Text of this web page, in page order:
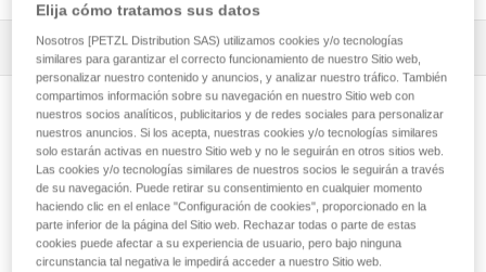
Todos los contenidos técnicos 1 Filtrar
Cómo asegurarse de un correcto apretado
de los tornillos
Elija cómo tratamos sus datos
Nosotros [PETZL Distribution SAS) utilizamos cookies y/o tecnologías
similares para garantizar el correcto funcionamiento de nuestro Sitio web,
personalizar nuestro contenido y anuncios, y analizar nuestro tráfico. También
compartimos información sobre su navegación en nuestro Sitio web con
nuestros socios analíticos, publicitarios y de redes sociales para personalizar
nuestros anuncios. Si los acepta, nuestras cookies y/o tecnologías similares
solo estarán activas en nuestro Sitio web y no le seguirán en otros sitios web.
Las cookies y/o tecnologías similares de nuestros socios le seguirán a través
de su navegación. Puede retirar su consentimiento en cualquier momento
haciendo clic en el enlace "Configuración de cookies", proporcionado en la
parte inferior de la página del Sitio web. Rechazar todas o parte de estas
cookies puede afectar a su experiencia de usuario, pero bajo ninguna
circunstancia tal negativa le impedirá acceder a nuestro Sitio web.